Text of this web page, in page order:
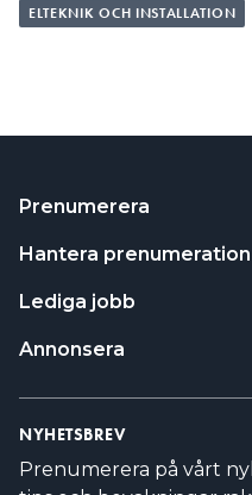
ELTEKNIK OCH INSTALLATION
Prenumerera
Hantera prenumeration
Lediga jobb
Annonsera
NYHETSBREV
Prenumerera på vårt